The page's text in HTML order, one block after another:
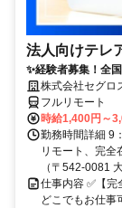
法人向けテレ
✨経験者募集！全
株式会社セグロ
フルリモート
時給1,400円～
勤務時間詳細 9
リモート、完全
（〒542-0081
仕事内容 ✅【
どこでもお仕事